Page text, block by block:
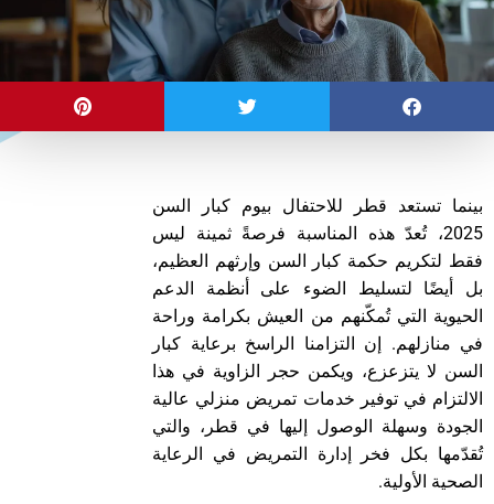
بينما تستعد قطر للاحتفال بيوم كبار السن
2025، تُعدّ هذه المناسبة فرصةً ثمينة ليس
فقط لتكريم حكمة كبار السن وإرثهم العظيم،
بل أيضًا لتسليط الضوء على أنظمة الدعم
الحيوية التي تُمكّنهم من العيش بكرامة وراحة
في منازلهم. إن التزامنا الراسخ برعاية كبار
السن لا يتزعزع، ويكمن حجر الزاوية في هذا
الالتزام في توفير خدمات تمريض منزلي عالية
الجودة وسهلة الوصول إليها في قطر، والتي
تُقدّمها بكل فخر إدارة التمريض في الرعاية
الصحية الأولية.